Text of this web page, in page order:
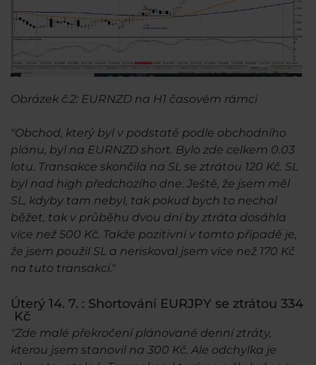
Obrázek č.2: EURNZD na H1 časovém rámci
"Obchod, který byl v podstatě podle obchodního
plánu, byl na EURNZD short. Bylo zde celkem 0.03
lotu. Transakce skončila na SL se ztrátou 120 Kč. SL
byl nad high předchozího dne. Ještě, že jsem měl
SL, kdyby tam nebyl, tak pokud bych to nechal
běžet, tak v průběhu dvou dní by ztráta dosáhla
více než 500 Kč. Takže pozitivní v tomto případě je,
že jsem použil SL a neriskoval jsem více než 170 Kč
na tuto transakci."
Úterý 14. 7. : Shortování EURJPY se ztrátou 334
Kč
"Zde malé překročení plánované denní ztráty,
kterou jsem stanovil na 300 Kč. Ale odchylka je